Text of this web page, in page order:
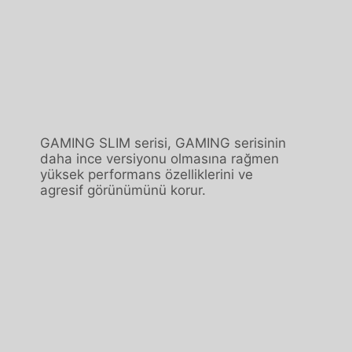
GAMING SLIM serisi, GAMING serisinin
daha ince versiyonu olmasına rağmen
yüksek performans özelliklerini ve
agresif görünümünü korur.